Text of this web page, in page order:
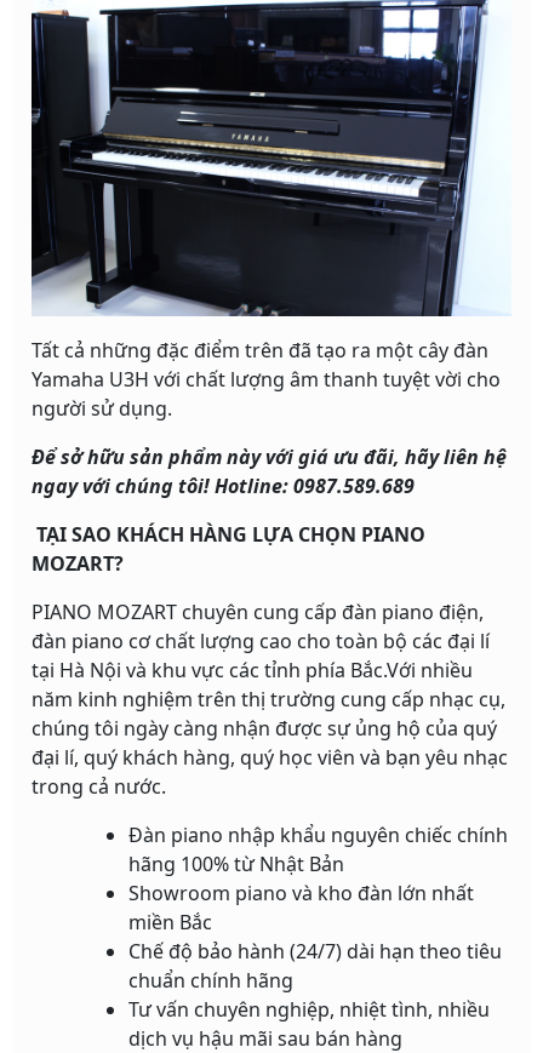
Tất cả những đặc điểm trên đã tạo ra một cây đàn
Yamaha U3H với chất lượng âm thanh tuyệt vời cho
người sử dụng.
Để sở hữu sản phẩm này với giá ưu đãi, hãy liên hệ
ngay với chúng tôi! Hotline: 0987.589.689
TẠI SAO KHÁCH HÀNG LỰA CHỌN PIANO
MOZART?
PIANO MOZART chuyên cung cấp đàn piano điện,
đàn piano cơ chất lượng cao cho toàn bộ các đại lí
tại Hà Nội và khu vực các tỉnh phía Bắc.Với nhiều
năm kinh nghiệm trên thị trường cung cấp nhạc cụ,
chúng tôi ngày càng nhận được sự ủng hộ của quý
đại lí, quý khách hàng, quý học viên và bạn yêu nhạc
trong cả nước.
Đàn piano nhập khẩu nguyên chiếc chính
hãng 100% từ Nhật Bản
Showroom piano và kho đàn lớn nhất
miền Bắc
Chế độ bảo hành (24/7) dài hạn theo tiêu
chuẩn chính hãng
Tư vấn chuyên nghiệp, nhiệt tình, nhiều
dịch vụ hậu mãi sau bán hàng